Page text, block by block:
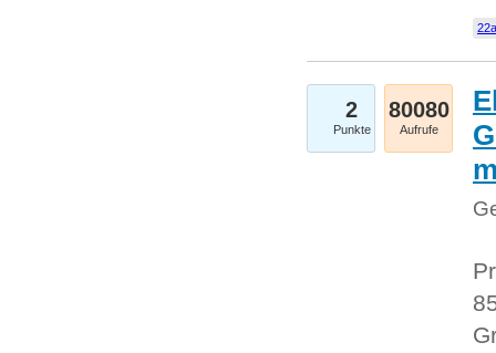
2
Punkte
80080
Aufrufe